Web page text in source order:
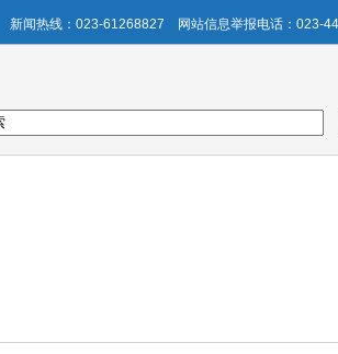
新闻热线：023-61268827 网站信息举报电话：023-